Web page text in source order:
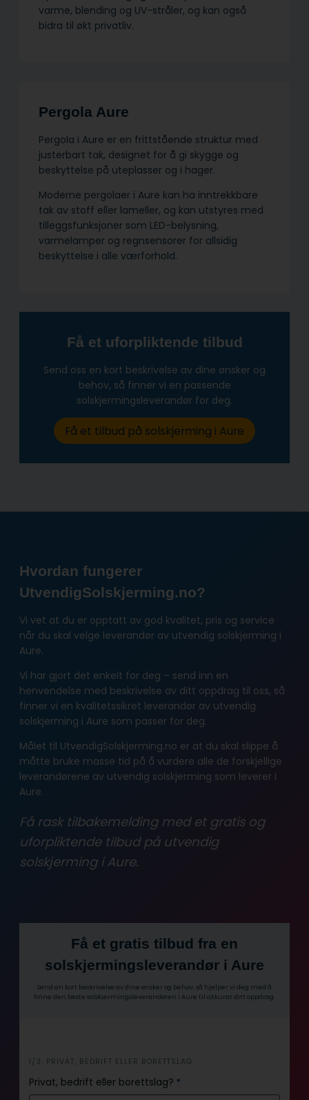
varme, blending og UV-stråler, og kan også
bidra til økt privatliv.
Pergola Aure
Pergola i Aure er en frittstående struktur med
justerbart tak, designet for å gi skygge og
beskyttelse på uteplasser og i hager.
Moderne pergolaer i Aure kan ha inntrekkbare
tak av stoff eller lameller, og kan utstyres med
tilleggsfunksjoner som LED-belysning,
varmelamper og regnsensorer for allsidig
beskyttelse i alle værforhold.
Få et uforpliktende tilbud
Send oss en kort beskrivelse av dine ønsker og
behov, så finner vi en passende
solskjermingsleverandør for deg.
Få et tilbud på solskjerming i Aure
Hvordan fungerer
UtvendigSolskjerming.no?
Vi vet at du er opptatt av god kvalitet, pris og service
når du skal velge leverandør av utvendig solskjerming i
Aure.
Vi har gjort det enkelt for deg – send inn en
henvendelse med beskrivelse av ditt oppdrag til oss, så
finner vi en kvalitetssikret leverandør av utvendig
solskjerming i Aure som passer for deg.
Målet til UtvendigSolskjerming.no er at du skal slippe å
måtte bruke masse tid på å vurdere alle de forskjellige
leverandørene av utvendig solskjerming som leverer i
Aure.
Få rask tilbakemelding med et gratis og
uforpliktende tilbud på utvendig
solskjerming i Aure.
Få et gratis tilbud fra en
solskjermingsleverandør i Aure
Send en kort beskrivelse av dine ønsker og behov, så hjelper vi deg med å
finne den beste solskjermingsleverandøren i Aure til akkurat ditt oppdrag.
i
n
n
1/3: PRIVAT, BEDRIFT ELLER BORETTSLAG
Privat, bedrift eller borettslag? *